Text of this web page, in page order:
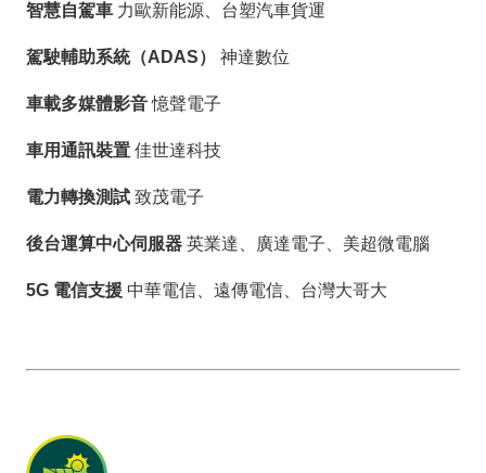
智慧自駕車 力歐新能源、台塑汽車貨運
駕駛輔助系統（ADAS） 神達數位
車載多媒體影音憶聲電子
車用通訊裝置 佳世達科技
電力轉換測試 致茂電子
後台運算中心伺服器 英業達、廣達電子、美超微電腦
5G 電信支援 中華電信、遠傳電信、台灣大哥大